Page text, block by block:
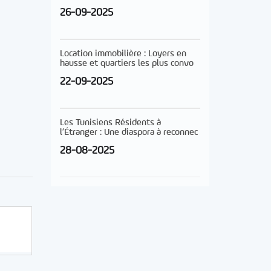
26-09-2025
Location immobilière : Loyers en
hausse et quartiers les plus convo
22-09-2025
Les Tunisiens Résidents à
l’Étranger : Une diaspora à reconnec
28-08-2025